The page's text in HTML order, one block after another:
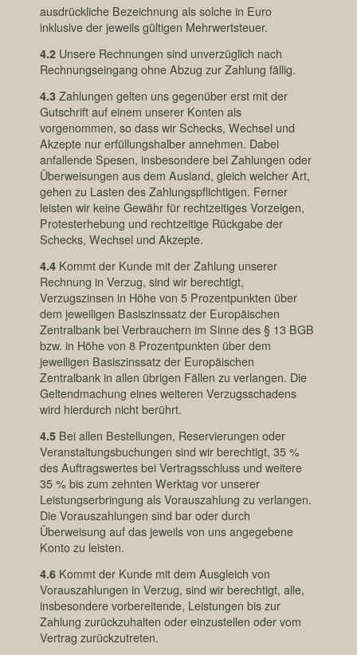
ausdrückliche Bezeichnung als solche in Euro
inklusive der jeweils gültigen Mehrwertsteuer.
4.2 Unsere Rechnungen sind unverzüglich nach
Rechnungseingang ohne Abzug zur Zahlung fällig.
4.3 Zahlungen gelten uns gegenüber erst mit der
Gutschrift auf einem unserer Konten als
vorgenommen, so dass wir Schecks, Wechsel und
Akzepte nur erfüllungshalber annehmen. Dabei
anfallende Spesen, insbesondere bei Zahlungen oder
Überweisungen aus dem Ausland, gleich welcher Art,
gehen zu Lasten des Zahlungspflichtigen. Ferner
leisten wir keine Gewähr für rechtzeitiges Vorzeigen,
Protesterhebung und rechtzeitige Rückgabe der
Schecks, Wechsel und Akzepte.
4.4 Kommt der Kunde mit der Zahlung unserer
Rechnung in Verzug, sind wir berechtigt,
Verzugszinsen in Höhe von 5 Prozentpunkten über
dem jeweiligen Basiszinssatz der Europäischen
Zentralbank bei Verbrauchern im Sinne des § 13 BGB
bzw. in Höhe von 8 Prozentpunkten über dem
jeweiligen Basiszinssatz der Europäischen
Zentralbank in allen übrigen Fällen zu verlangen. Die
Geltendmachung eines weiteren Verzugsschadens
wird hierdurch nicht berührt.
4.5 Bei allen Bestellungen, Reservierungen oder
Veranstaltungsbuchungen sind wir berechtigt, 35 %
des Auftragswertes bei Vertragsschluss und weitere
35 % bis zum zehnten Werktag vor unserer
Leistungserbringung als Vorauszahlung zu verlangen.
Die Vorauszahlungen sind bar oder durch
Überweisung auf das jeweils von uns angegebene
Konto zu leisten.
4.6 Kommt der Kunde mit dem Ausgleich von
Vorauszahlungen in Verzug, sind wir berechtigt, alle,
insbesondere vorbereitende, Leistungen bis zur
Zahlung zurückzuhalten oder einzustellen oder vom
Vertrag zurückzutreten.